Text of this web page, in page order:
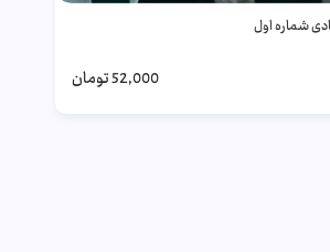
شماره اول
52,000تومان